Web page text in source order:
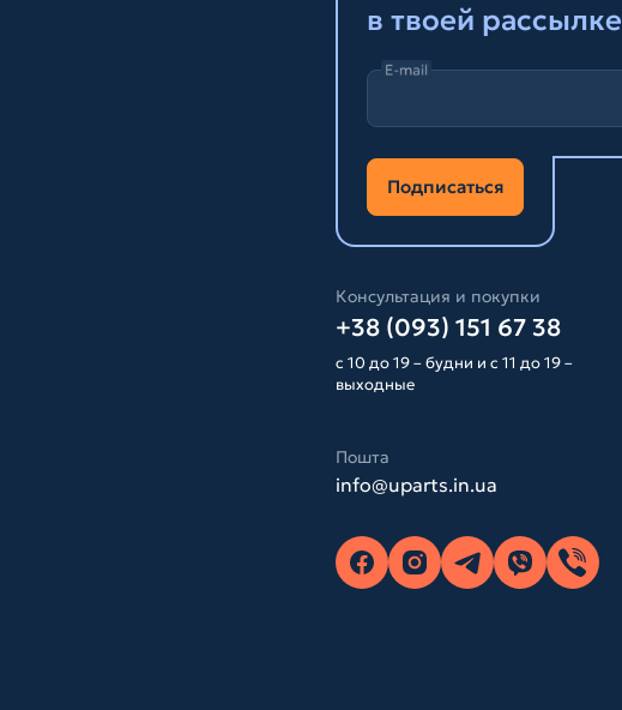
в твоей рассылке
E-mail
Подписаться
Консультация и покупки
+38 (093) 151 67 38
с 10 до 19 – будни и с 11 до 19 –
выходные
Пошта
info@uparts.in.ua